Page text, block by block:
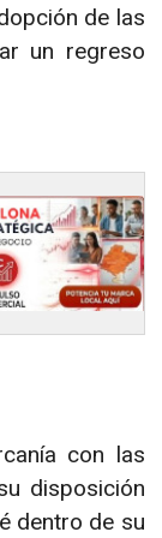
de las
un regreso
con las
disposición
dentro de su